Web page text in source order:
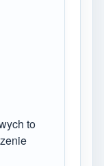
to